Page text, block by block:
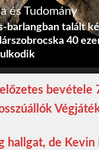
és Tudomány
barlangban talált
40
bevétele
hallgat, de Kevin